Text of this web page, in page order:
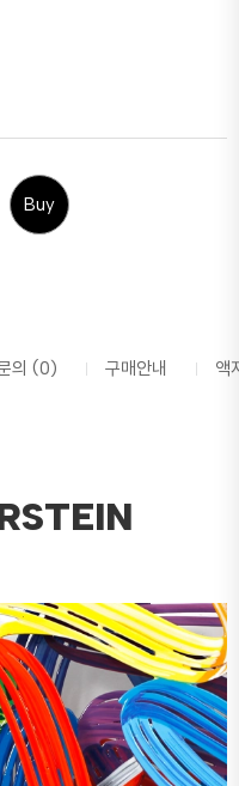
Buy
의 (0) 구매안내 액